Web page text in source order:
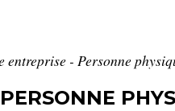
- Personne